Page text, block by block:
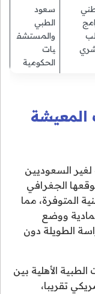
سعود
الطبي
والمستشف
يات
الحكومية
المعيشة
السعوديين
الجغرافي
المتوفرة، مما
ووضع
الطويلة دون
الأهلية بين
تقريبا،